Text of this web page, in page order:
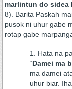
marlintun do sidea
8). Barita Paskah
pusok ni uhur gabe
rotap gabe
Hata na
“Damei ma
ma damei
uhur biar.